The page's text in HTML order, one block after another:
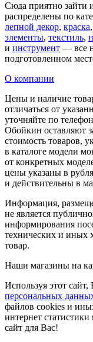
Сюда приятно зайти
распределены по
лепной декор, краска,
элементы, текстиль,
и инструмент — все
подготовленном
О компании
Цены и наличие
отличаться от
уточняйте по
Обойкин оставляют
стоимость товаров,
в каталоге модели
от конкретных
цены указаны в
и действительны в
Информация,
не является
информирования
технических и иных
товар.
Наши магазины на
Используя этот сайт,
персональных
файлов cookies и
интернет
сайт для Вас!